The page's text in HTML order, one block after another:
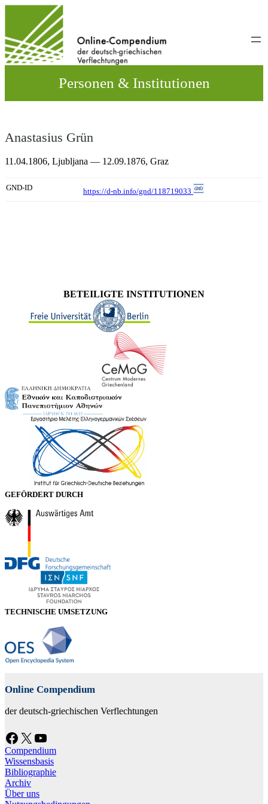
wechseln
Personen & Institutionen
Anastasius Grün
11.04.1806, Ljubljana — 12.09.1876, Graz
GND-ID https://d-nb.info/gnd/118719033
BETEILIGTE INSTITUTIONEN
GEFÖRDERT DURCH
TECHNISCHE UMSETZUNG
Online Compendium
der deutsch-griechischen Verflechtungen
Facebook X YouTube
Compendium
Wissensbasis
Bibliographie
Archiv
Über uns